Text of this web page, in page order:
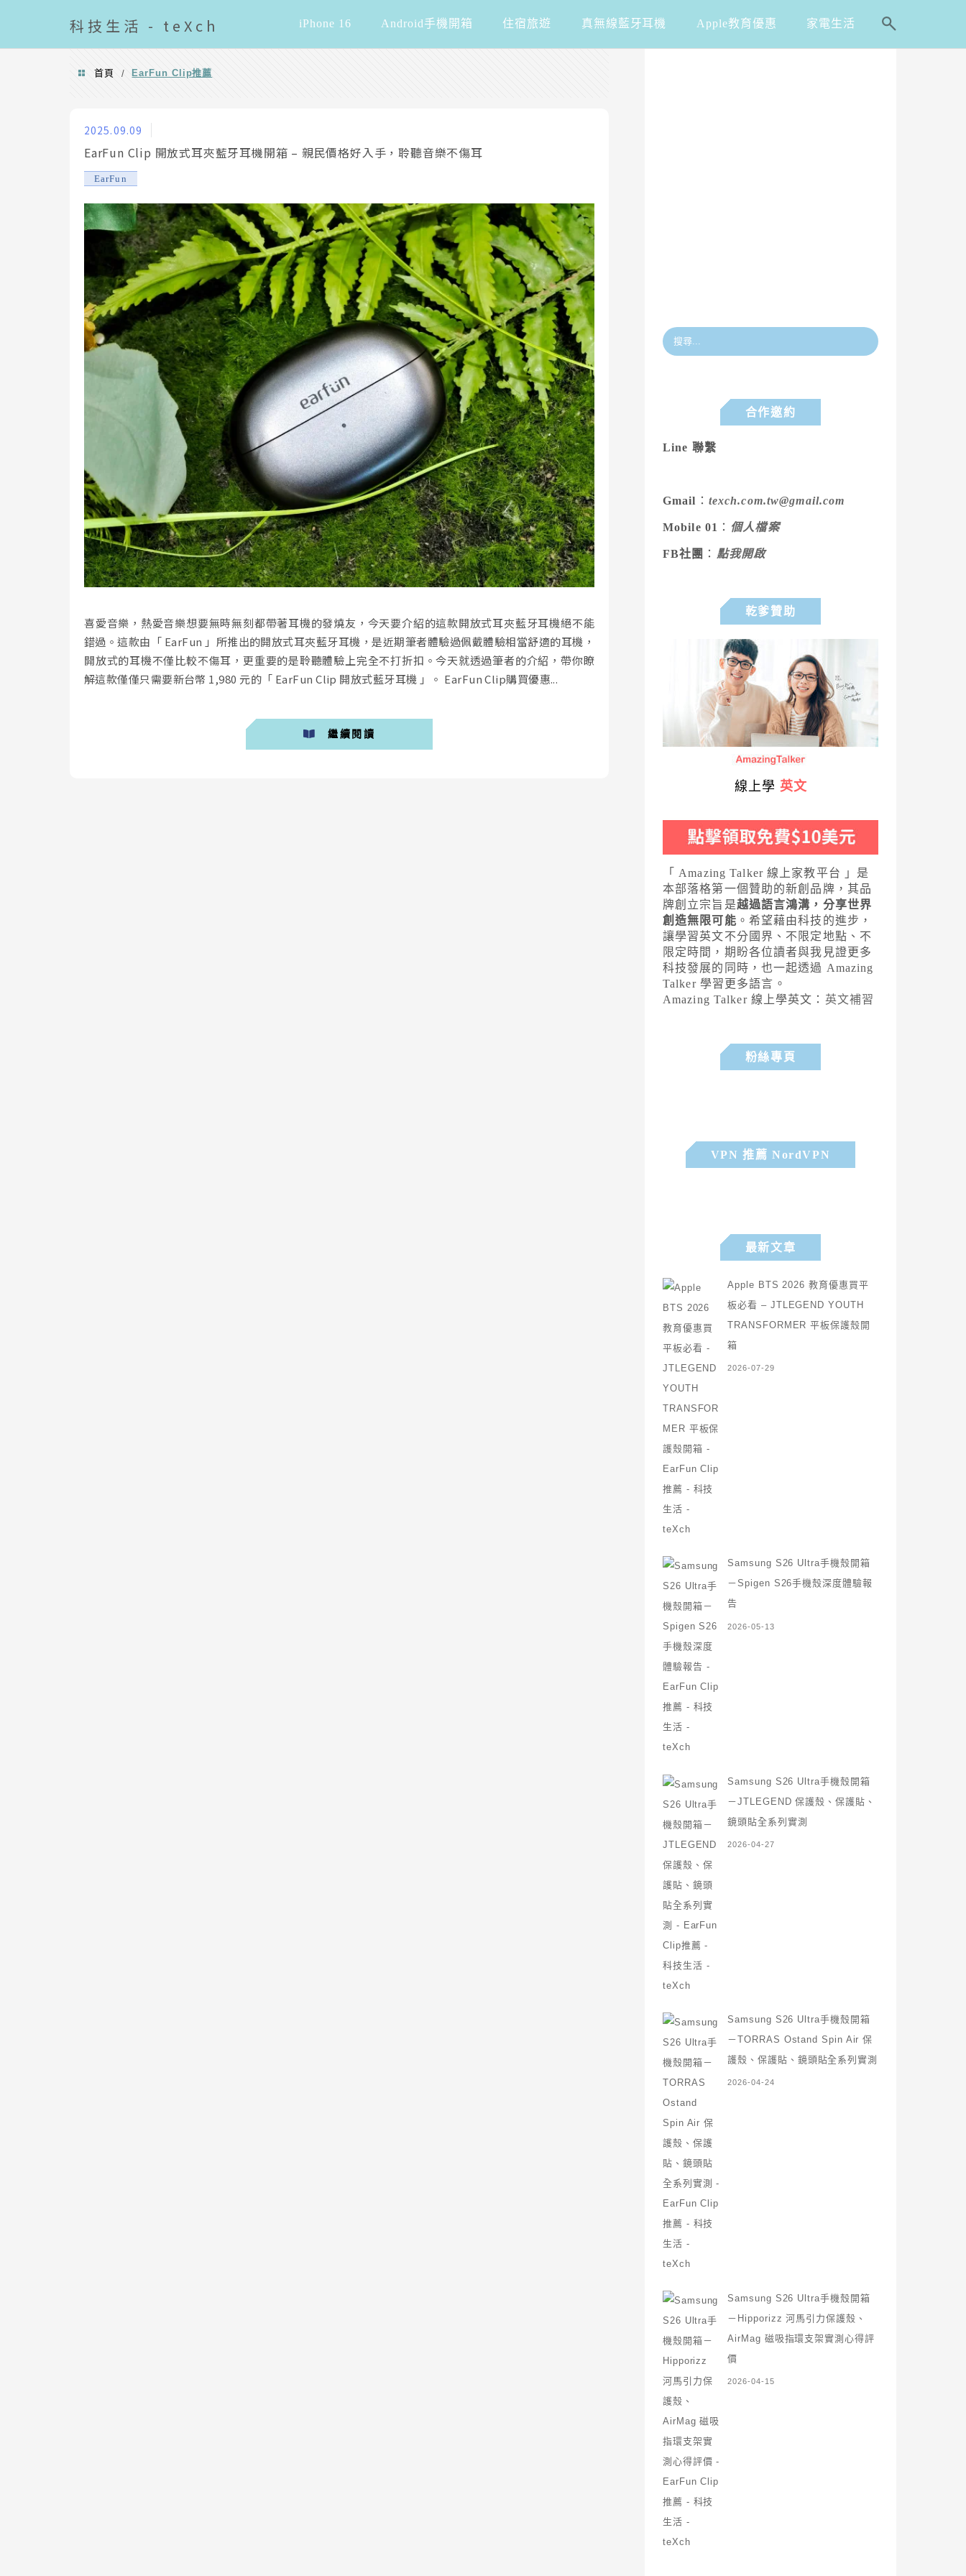
科技 生活 - teXch iPhone 16 Android手機開箱 住宿旅遊 真無線藍牙耳機 Apple教育優惠 家電生活
首頁 / EarFun Clip推薦
2025.09.09
EarFun Clip 開放式耳夾藍牙耳機開箱 – 親民價格好入手，聆聽音樂不傷耳
EarFun
喜愛音樂，熱愛音樂想要無時無刻都帶著耳機的發燒友，今天要介紹的這款開放式耳夾藍牙耳機絕不能
錯過。這款由「 EarFun 」所推出的開放式耳夾藍牙耳機，是近期筆者體驗過佩戴體驗相當舒適的耳機，
開放式的耳機不僅比較不傷耳，更重要的是聆聽體驗上完全不打折扣。今天就透過筆者的介紹，帶你瞭
解這款僅僅只需要新台幣 1,980 元的「 EarFun Clip 開放式藍牙耳機 」。 EarFun Clip購買優惠...
繼續閱讀
合作邀約
Line 聯繫
Gmail ： texch.com.tw@gmail.com
Mobile 01 ： 個人檔案
FB社團 ： 點我開啟
乾爹贊助
線上學 英文
「 Amazing Talker 線上家教平台 」是
本部落格第一個贊助的新創品牌，其品
牌創立宗旨是越過語言鴻溝，分享世界
創造無限可能 。希望藉由科技的進步，
讓學習英文不分國界、不限定地點、不
限定時間，期盼各位讀者與我見證更多
科技發展的同時，也一起透過 Amazing
Talker 學習更多語言。
Amazing Talker 線上學英文： 英文補習
粉絲專頁
VPN 推薦 NordVPN
最新文章
Apple BTS 2026 教育優惠買平
板必看 – JTLEGEND YOUTH
TRANSFORMER 平板保護殼開
箱
2026-07-29
Samsung S26 Ultra手機殼開箱
－Spigen S26手機殼深度體驗報
告
2026-05-13
Samsung S26 Ultra手機殼開箱
－JTLEGEND 保護殼、保護貼、
鏡頭貼全系列實測
2026-04-27
Samsung S26 Ultra手機殼開箱
－TORRAS Ostand Spin Air 保
護殼、保護貼、鏡頭貼全系列實測
2026-04-24
Samsung S26 Ultra手機殼開箱
－Hipporizz 河馬引力保護殼、
AirMag 磁吸指環支架實測心得評
價
2026-04-15